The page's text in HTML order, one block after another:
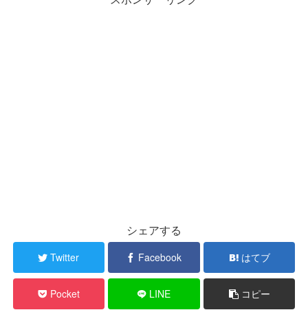
シェアする
Twitter Facebook はてブ
Pocket LINE コピー